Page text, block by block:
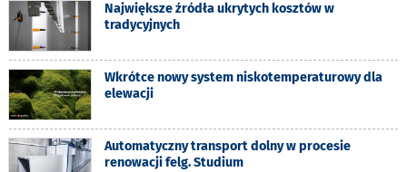
Największe źródła ukrytych kosztów w
tradycyjnych
Wkrótce nowy system niskotemperaturowy dla
elewacji
Automatyczny transport dolny w procesie
renowacji felg. Studium